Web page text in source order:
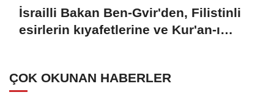
İsrailli Bakan Ben-Gvir'den, Filistinli
esirlerin kıyafetlerine ve Kur'an-ı
ÇOK OKUNAN HABERLER